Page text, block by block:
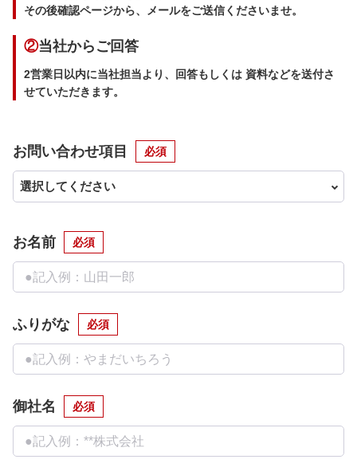
その後確認ページから、メールをご送信くださいませ。
②当社からご回答
2営業日以内に当社担当より、回答もしくは 資料などを送付さ
せていただきます。
お問い合わせ項目 必須
お名前 必須
ふりがな 必須
御社名 必須